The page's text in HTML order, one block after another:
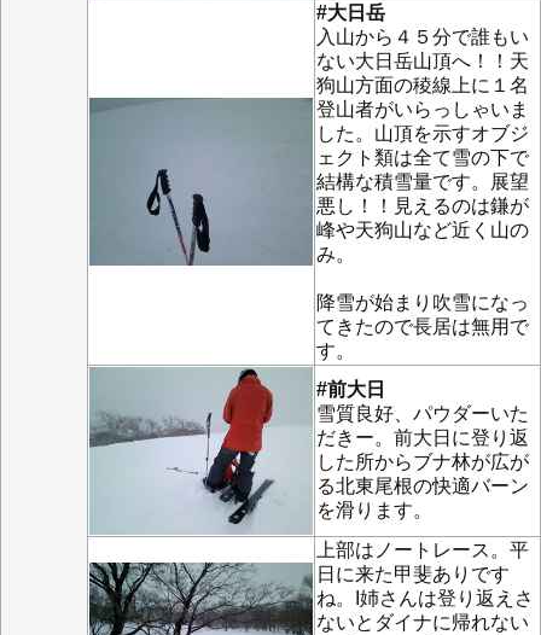
#大日岳
入山から４５分で誰もい
ない大日岳山頂へ！！天
狗山方面の稜線上に１名
登山者がいらっしゃいま
した。山頂を示すオブジ
ェクト類は全て雪の下で
結構な積雪量です。展望
悪し！！見えるのは鎌が
峰や天狗山など近く山の
み。
降雪が始まり吹雪になっ
てきたので長居は無用で
す。
#前大日
雪質良好、パウダーいた
だきー。前大日に登り返
した所からブナ林が広が
る北東尾根の快適バーン
を滑ります。
上部はノートレース。平
日に来た甲斐ありです
ね。I姉さんは登り返えさ
ないとダイナに帰れない